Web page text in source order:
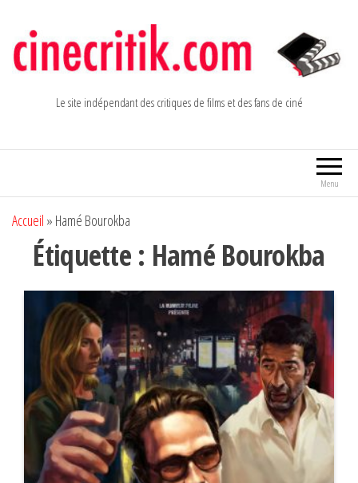
contenu
Le site indépendant des critiques de films et des fans de ciné
Menu
Accueil » Hamé Bourokba
Étiquette : Hamé Bourokba